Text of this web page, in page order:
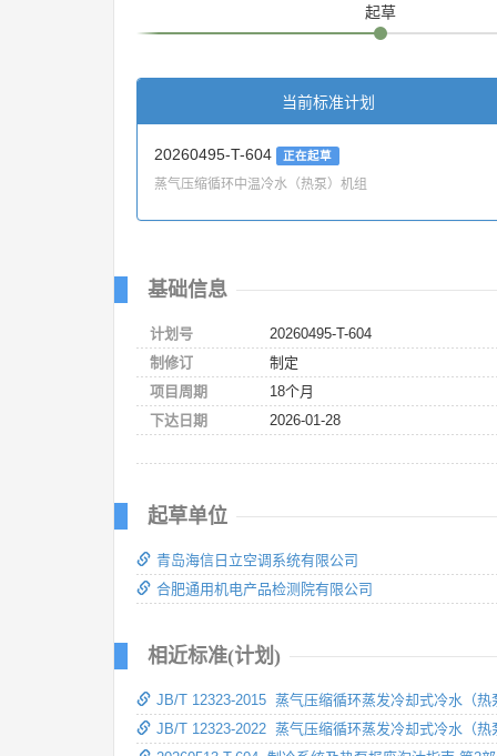
起草
当前标准计划
20260495-T-604 正在起草
蒸气压缩循环中温冷水（热泵）机组
基础信息
计划号
20260495-T-604
制修订
制定
项目周期
18个月
下达日期
2026-01-28
起草单位
青岛海信日立空调系统有限公司
合肥通用机电产品检测院有限公司
相近标准(计划)
JB/T 12323-2015 蒸气压缩循环蒸发冷却式冷水（热
JB/T 12323-2022 蒸气压缩循环蒸发冷却式冷水（热